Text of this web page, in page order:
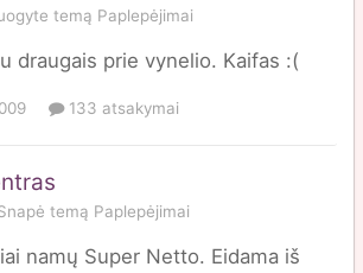
temą Paplepėjimai
draugais prie vynelio. Kaifas :(
133 atsakymai
temą Paplepėjimai
namų Super Netto. Eidama iš